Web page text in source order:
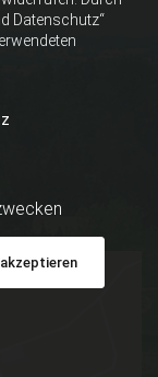
Datenschutz“